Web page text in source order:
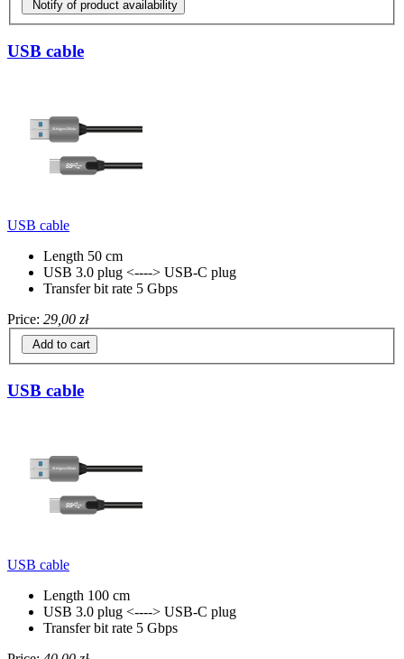
Notify of product availability
USB cable
USB cable
Length 50 cm
USB 3.0 plug <----> USB-C plug
Transfer bit rate 5 Gbps
Price: 29,00 zł
Add to cart
USB cable
USB cable
Length 100 cm
USB 3.0 plug <----> USB-C plug
Transfer bit rate 5 Gbps